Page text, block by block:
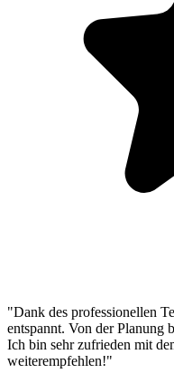
"Dank des professionellen
entspannt. Von der Planung
Ich bin sehr zufrieden mit
weiterempfehlen!"